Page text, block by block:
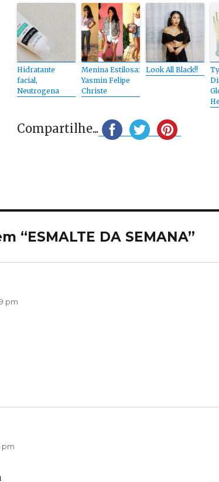
Hidratante
facial,
Neutrogena
Menina Estilosa:
Yasmin Felipe
Christe
Look All Black!!
Compartilhe...
“ESMALTE DA SEMANA”
pm
pm